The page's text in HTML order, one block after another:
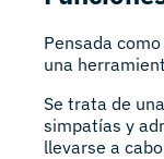
Pensada
una
Se trata de
simpatías y
llevarse a